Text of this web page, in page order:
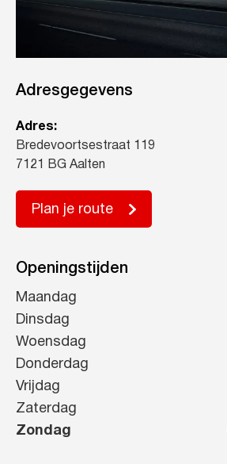
Adresgegevens
Adres:
Bredevoortsestraat 119
7121 BG Aalten
Plan je route
Openingstijden
Maandag
Dinsdag
Woensdag
Donderdag
Vrijdag
Zaterdag
Zondag